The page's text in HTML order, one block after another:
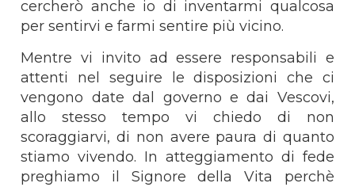
cercherò anche io di inventarmi qualcosa
per sentirvi e farmi sentire più vicino.
Mentre vi invito ad essere responsabili e
attenti nel seguire le disposizioni che ci
vengono date dal governo e dai Vescovi,
allo stesso tempo vi chiedo di non
scoraggiarvi, di non avere paura di quanto
stiamo vivendo. In atteggiamento di fede
preghiamo il Signore della Vita perchè